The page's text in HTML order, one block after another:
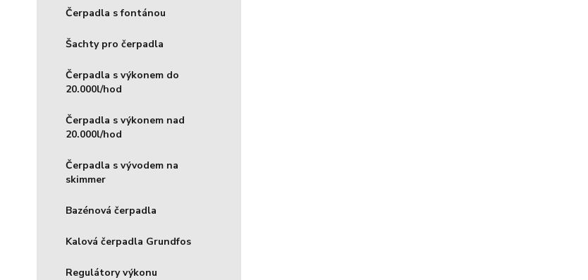
Čerpadla s fontánou
Šachty pro čerpadla
Čerpadla s výkonem do
20.000l/hod
Čerpadla s výkonem nad
20.000l/hod
Čerpadla s vývodem na
skimmer
Bazénová čerpadla
Kalová čerpadla Grundfos
Regulátory výkonu